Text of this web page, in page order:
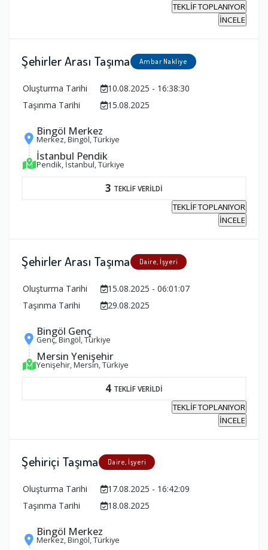
TEKLİF TOPLANIYOR
İNCELE
Şehirler Arası Taşıma Ambar Nakliye
Oluşturma Tarihi
10.08.2025 - 16:38:30
Taşınma Tarihi
15.08.2025
Bingöl Merkez
Merkez, Bingöl, Türkiye
İstanbul Pendik
Pendik, İstanbul, Türkiye
3 TEKLİF VERİLDİ
TEKLİF TOPLANIYOR
İNCELE
Şehirler Arası Taşıma Daire, İşyeri
Oluşturma Tarihi
15.08.2025 - 06:01:07
Taşınma Tarihi
29.08.2025
Bingöl Genç
Genç, Bingöl, Türkiye
Mersin Yenişehir
Yenişehir, Mersin, Türkiye
4 TEKLİF VERİLDİ
TEKLİF TOPLANIYOR
İNCELE
Şehiriçi Taşıma Daire, İşyeri
Oluşturma Tarihi
17.08.2025 - 16:42:09
Taşınma Tarihi
18.08.2025
Bingöl Merkez
Merkez, Bingöl, Türkiye